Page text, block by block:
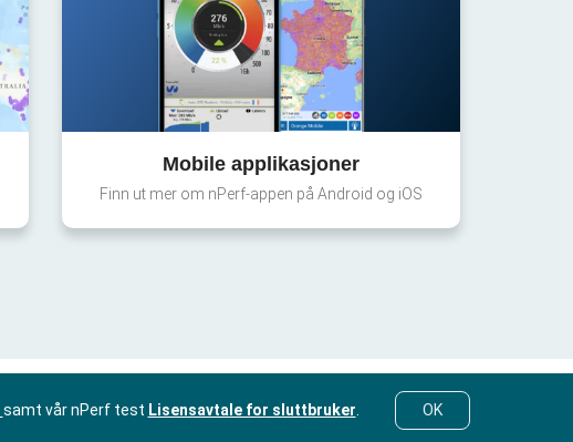
Mobile applikasjoner
Finn ut mer om nPerf-appen på Android og iOS
samt vår nPerf test Lisensavtale for sluttbruker OK